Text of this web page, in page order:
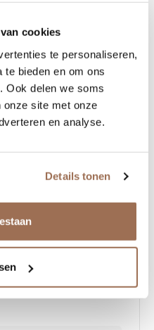
cookies
te personaliseren,
bieden en om ons
Ook delen we soms
onze site met onze
en analyse.
Details tonen